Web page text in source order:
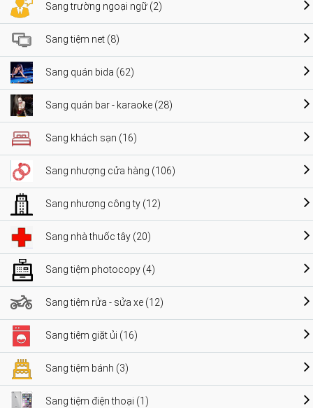
Sang trường ngoại ngữ (2)
Sang tiệm net (8)
Sang quán bida (62)
Sang quán bar - karaoke (28)
Sang khách sạn (16)
Sang nhượng cửa hàng (106)
Sang nhượng công ty (12)
Sang nhà thuốc tây (20)
Sang tiệm photocopy (4)
Sang tiệm rửa - sửa xe (12)
Sang tiệm giặt ủi (16)
Sang tiệm bánh (3)
Sang tiệm điện thoại (1)